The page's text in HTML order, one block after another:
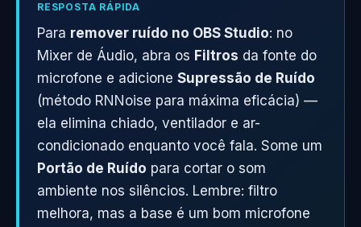
RESPOSTA RÁPIDA
Para remover ruído no OBS Studio: no
Mixer de Áudio, abra os Filtros da fonte do
microfone e adicione Supressão de Ruído
(método RNNoise para máxima eficácia) —
ela elimina chiado, ventilador e ar-
condicionado enquanto você fala. Some um
Portão de Ruído para cortar o som
ambiente nos silêncios. Lembre: filtro
melhora, mas a base é um bom microfone